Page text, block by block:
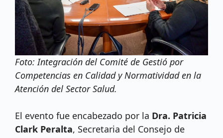
Foto: Integración del Comité de Gestió por
Competencias en Calidad y Normatividad en la
Atención del Sector Salud.
El evento fue encabezado por la Dra. Patricia
Clark Peralta, Secretaria del Consejo de